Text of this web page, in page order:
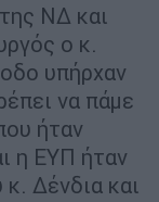
ΝΔ και
ο κ.
υπήρχαν
να πάμε
ήταν
η ΕΥΠ ήταν
Δένδια και